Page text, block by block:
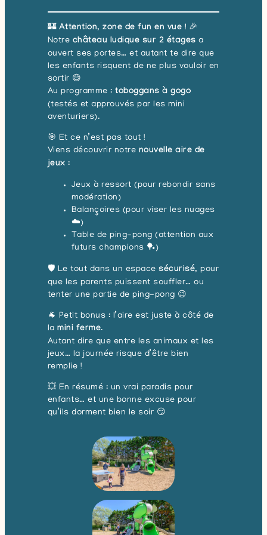
🏰 Attention, zone de fun en vue ! 🎉
Notre château ludique sur 2 étages a
ouvert ses portes… et autant te dire que
les enfants risquent de ne plus vouloir en
sortir 😄
Au programme :toboggans à gogo
(testés et approuvés par les mini
aventuriers).
🎯 Et ce n’est pas tout !
Viens découvrir notre nouvelle aire de
jeux :
Jeux à ressort (pour rebondir sans
modération)
Balançoires (pour viser les nuages
☁️)
Table de ping-pong (attention aux
futurs champions 🏓)
🛡️ Le tout dans un espacesécurisé, pour
que les parents puissent souffler… ou
tenter une partie de ping-pong 😉
🐐 Petit bonus : l’aire est juste à côté de
lamini ferme.
Autant dire que entre les animaux et les
jeux… la journée risque d’être bien
remplie !
💥 En résumé : un vrai paradis pour
enfants… et une bonne excuse pour
qu’ils dorment bien le soir 😏